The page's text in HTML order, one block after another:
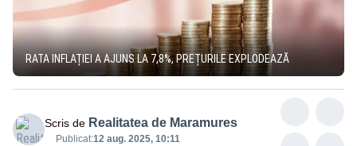
RATA INFLAȚIEI A AJUNS LA 7,8%, PREȚURILE EXPLODEAZĂ
Scris de Realitatea de Maramures
Publicat:12 aug. 2025, 10:11